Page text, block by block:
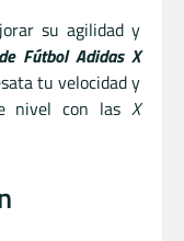
su agilidad y
Fútbol Adidas X
tu velocidad y
nivel con las X